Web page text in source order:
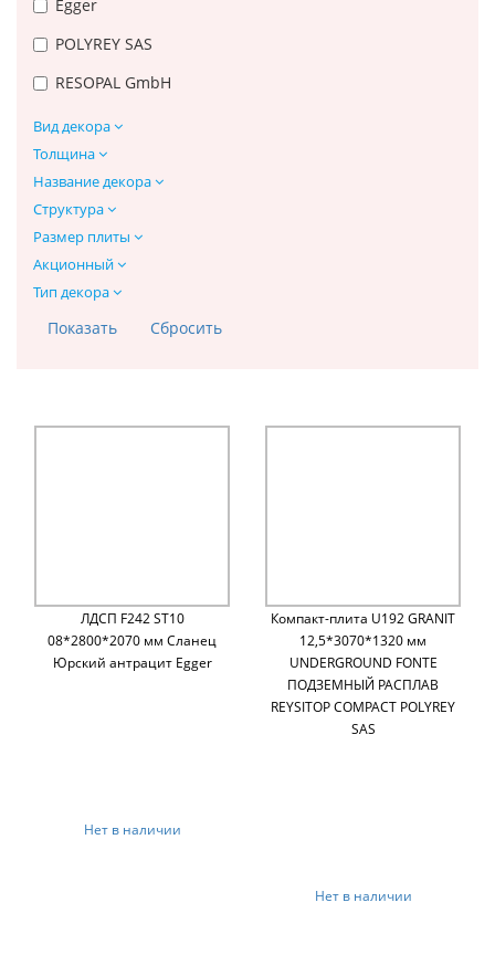
Egger
POLYREY SAS
RESOPAL GmbH
Вид декора
Толщина
Название декора
Структура
Размер плиты
Акционный
Тип декора
ЛДСП F242 ST10
08*2800*2070 мм Сланец
Юрский антрацит Egger
Нет в наличии
Компакт-плита U192 GRANIT
12,5*3070*1320 мм
UNDERGROUND FONTE
ПОДЗЕМНЫЙ РАСПЛАВ
REYSITOP COMPACT POLYREY
SAS
Нет в наличии